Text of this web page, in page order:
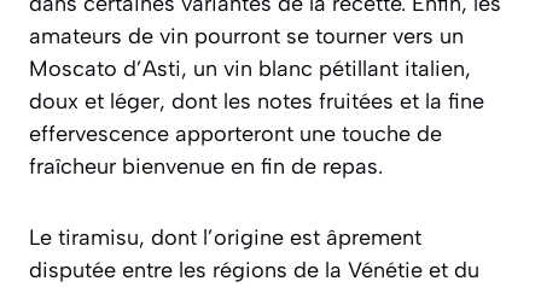
amateurs de vin pourront se tourner vers un
Moscato d’Asti, un vin blanc pétillant italien,
doux et léger, dont les notes fruitées et la fine
effervescence apporteront une touche de
fraîcheur bienvenue en fin de repas.
Le tiramisu, dont l’origine est âprement
disputée entre les régions de la Vénétie et du